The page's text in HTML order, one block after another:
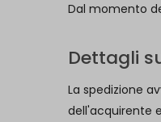
Dal momento
Dettagli
La spedizione
dell'acquirente